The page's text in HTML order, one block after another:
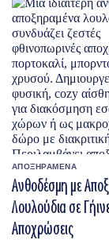
ΑΠΟΞΗΡΑΜΕΝΑ
Ανθοδέσμη με
Λουλούδια σε
Αποχρώσεις